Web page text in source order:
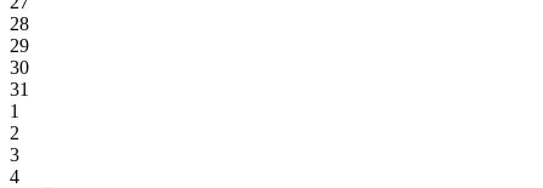
28
29
30
31
1
2
3
4